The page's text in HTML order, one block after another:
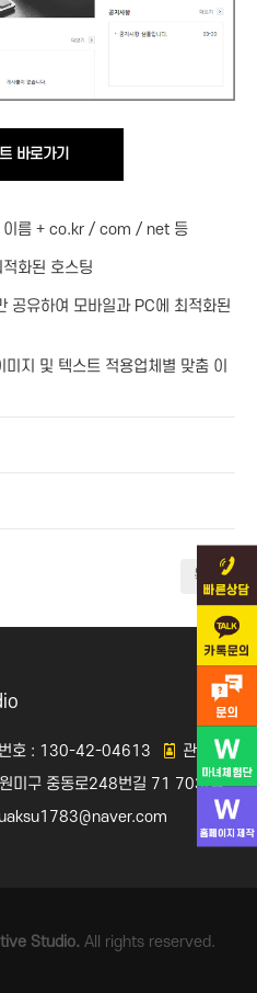
바로가기
이름 + co.kr / com / net 등
화된 호스팅
공유하여 모바일과 PC에 최적화된
미지 및 텍스트 적용업체별 맞춤 이
목록
번호 : 130-42-04613
관리자 :
미구 중동로248번길 71 703(중
Studio. All rights reserved.